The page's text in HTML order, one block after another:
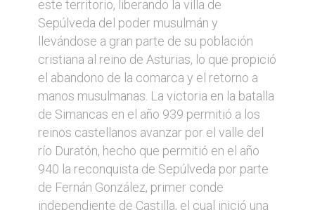
este territorio, liberando la villa de
Sepúlveda del poder musulmán y
llevándose a gran parte de su población
cristiana al reino de Asturias, lo que propició
el abandono de la comarca y el retorno a
manos musulmanas. La victoria en la batalla
de Simancas en el año 939 permitió a los
reinos castellanos avanzar por el valle del
río Duratón, hecho que permitió en el año
940 la reconquista de Sepúlveda por parte
de Fernán González, primer conde
independiente de Castilla, el cual inició una